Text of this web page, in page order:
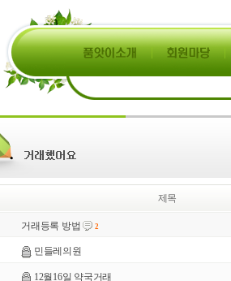
제목
거래등록 방법 2
민들레의원
12월16일 약국거래